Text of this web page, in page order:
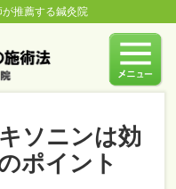
推薦する鍼灸院
ソニンは効
ポイント